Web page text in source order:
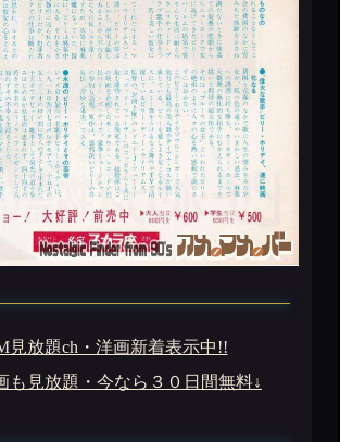
見放題ch・洋画新着表示中!!
も見放題・今なら３０日間無料↓